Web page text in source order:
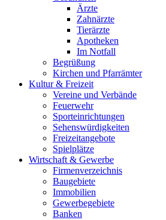
Ärzte
Zahnärzte
Tierärzte
Apotheken
Im Notfall
Begrüßung
Kirchen und Pfarrämter
Kultur & Freizeit
Vereine und Verbände
Feuerwehr
Sporteinrichtungen
Sehenswürdigkeiten
Freizeitangebote
Spielplätze
Wirtschaft & Gewerbe
Firmenverzeichnis
Baugebiete
Immobilien
Gewerbegebiete
Banken